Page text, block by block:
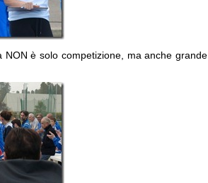
è solo competizione, ma anche grande